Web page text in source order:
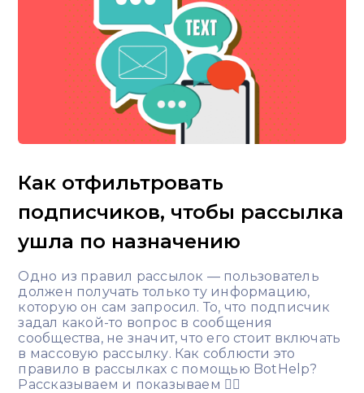
Как отфильтровать
подписчиков, чтобы рассылка
ушла по назначению
Одно из правил рассылок — пользователь
должен получать только ту информацию,
которую он сам запросил. То, что подписчик
задал какой-то вопрос в сообщения
сообщества, не значит, что его стоит включать
в массовую рассылку. Как соблюсти это
правило в рассылках с помощью BotHelp?
Рассказываем и показываем 👇🏻